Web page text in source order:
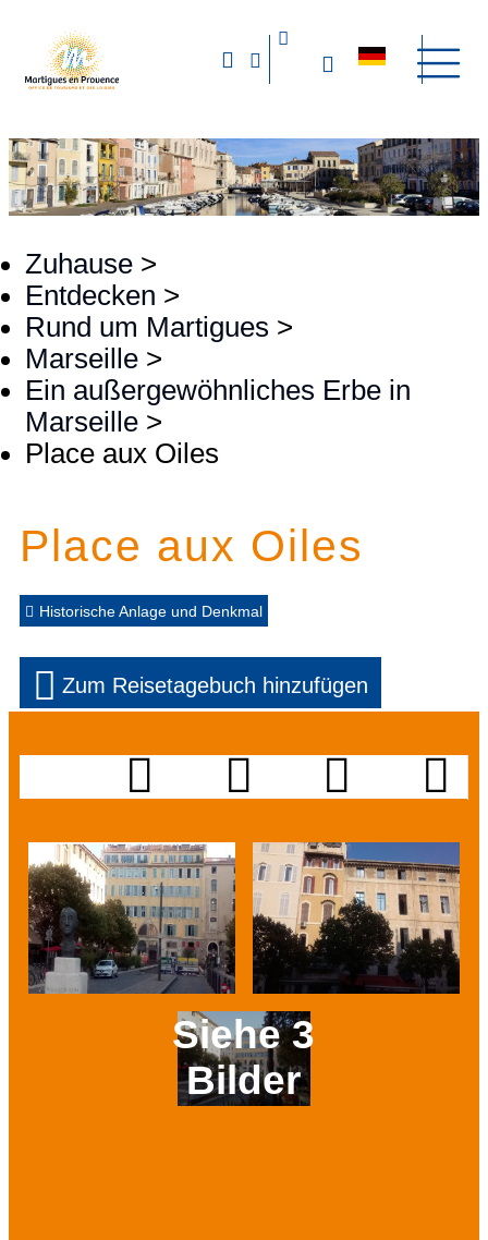
Zuhause >
Entdecken >
Rund um Martigues >
Marseille >
Ein außergewöhnliches Erbe in
Marseille >
Place aux Oiles
Place aux Oiles
Historische Anlage und Denkmal
Zum Reisetagebuch hinzufügen
Siehe 3
Bilder